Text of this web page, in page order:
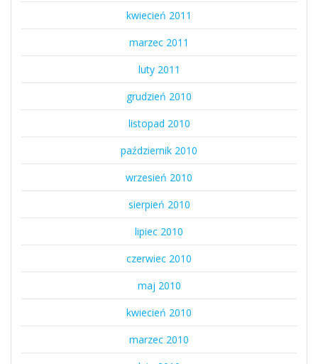
kwiecień 2011
marzec 2011
luty 2011
grudzień 2010
listopad 2010
październik 2010
wrzesień 2010
sierpień 2010
lipiec 2010
czerwiec 2010
maj 2010
kwiecień 2010
marzec 2010